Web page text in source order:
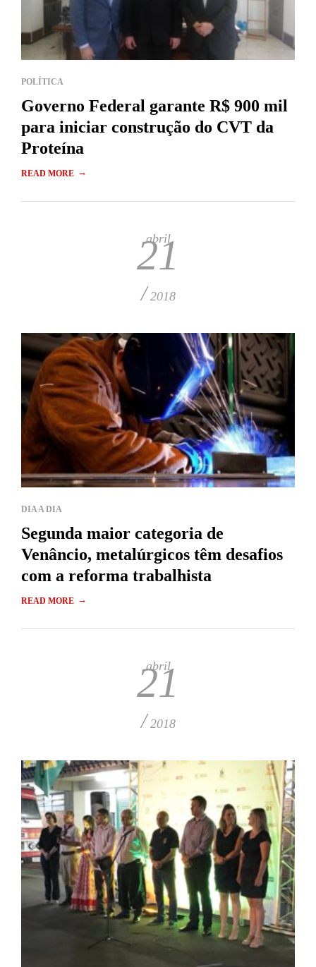
POLÍTICA
Governo Federal garante R$ 900 mil
para iniciar construção do CVT da
Proteína
READ MORE →
abril
21
/ 2018
DIA A DIA
Segunda maior categoria de
Venâncio, metalúrgicos têm desafios
com a reforma trabalhista
READ MORE →
abril
21
/ 2018